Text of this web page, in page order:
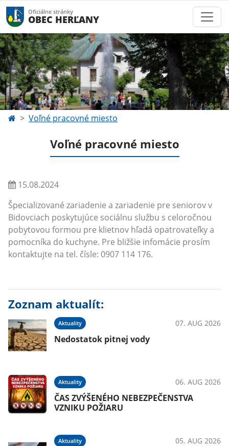
Oficiálne stránky
OBEC HERĽANY
Voľné pracovné miesto
Voľné pracovné miesto
15.08.2024
Špecializované zariadenie a zariadenie pre seniorov v
Bidovciach poskytujúce sociálnu službu s celoročnou
pobytovou formou pre klietnov hľadá opatrovateľky a
pomocníka do kuchyne. Pre bližšie infomácie prosím
kontaktujte na tel. čísle: 0907 114 176.
Zoznam aktualít:
Aktuality 07. AUG 2026
Nedostatok pitnej vody
Aktuality 06. AUG 2026
ČAS ZVÝŠENÉHO NEBEZPEČENSTVA
VZNIKU POŽIARU
Aktuality 05. AUG 2026